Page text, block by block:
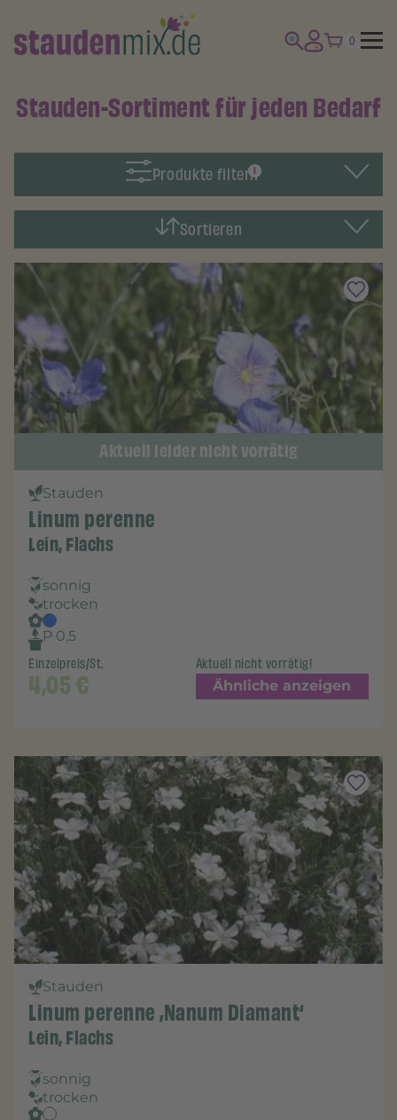
0
Stauden-Sortiment für jeden Bedarf
Produkte filtern
1
Sortieren
Aktuell leider nicht vorrätig
Stauden
Linum perenne
Lein, Flachs
sonnig
trocken
P 0,5
Einzelpreis/St.
4,05€
Aktuell nicht vorrätig!
Ähnliche anzeigen
Stauden
Linum perenne ‚Nanum Diamant‘
Lein, Flachs
sonnig
trocken